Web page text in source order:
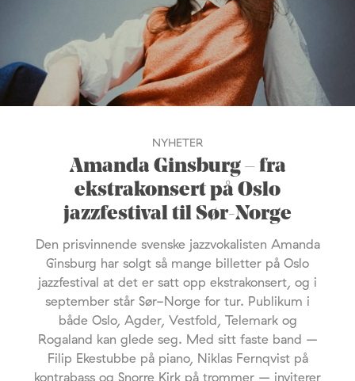
NYHETER
Amanda Ginsburg – fra
ekstrakonsert på Oslo
jazzfestival til Sør-Norge
Den prisvinnende svenske jazzvokalisten Amanda
Ginsburg har solgt så mange billetter på Oslo
jazzfestival at det er satt opp ekstrakonsert, og i
september står Sør-Norge for tur. Publikum i
både Oslo, Agder, Vestfold, Telemark og
Rogaland kan glede seg. Med sitt faste band –
Filip Ekestubbe på piano, Niklas Fernqvist på
kontrabass og Snorre Kirk på trommer – inviterer